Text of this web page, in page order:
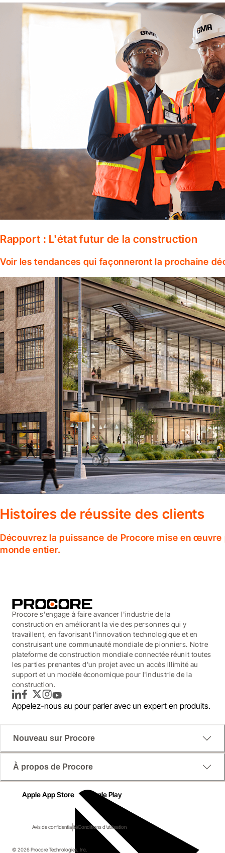
Rapport : L'état futur de la construction
Voir les tendances qui façonneront la prochaine
Histoires de réussite des clients
Découvrez la puissance de Procore mise en
monde entier.
Procore s'engage à faire avancer l'industrie de la
construction en améliorant la vie des personnes qui y
travaillent, en favorisant l'innovation technologique et en
construisant une communauté mondiale de pionniers. Notre
plateforme de construction mondiale connectée réunit toutes
les parties prenantes d'un projet avec un accès illimité au
support et un modèle économique pour l'industrie de la
construction.
LinkedInFacebook
TwitterInstagram
YouTube
Appelez-nous au pour parler avec un expert en produits.
Nouveau sur Procore
À propos de Procore
Apple App Store Google Play
Avis de confidentialitéConditions d'utilisation
© 2026 Procore Technologies, Inc.